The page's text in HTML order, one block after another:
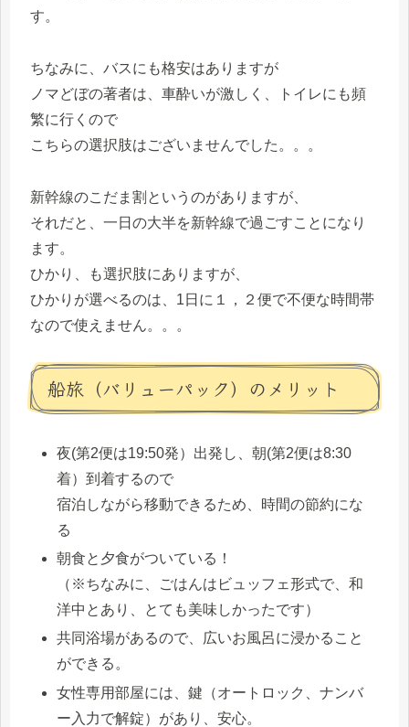
す。
ちなみに、バスにも格安はありますが
ノマどぼの著者は、車酔いが激しく、トイレにも頻
繁に行くので
こちらの選択肢はございませんでした。。。
新幹線のこだま割というのがありますが、
それだと、一日の大半を新幹線で過ごすことになり
ます。
ひかり、も選択肢にありますが、
ひかりが選べるのは、1日に１，２便で不便な時間帯
なので使えません。。。
船旅（バリューパック）のメリット
夜(第2便は19:50発）出発し、朝(第2便は8:30
着）到着するので
宿泊しながら移動できるため、時間の節約にな
る
朝食と夕食がついている！
（※ちなみに、ごはんはビュッフェ形式で、和
洋中とあり、とても美味しかったです）
共同浴場があるので、広いお風呂に浸かること
ができる。
女性専用部屋には、鍵（オートロック、ナンバ
ー入力で解錠）があり、安心。